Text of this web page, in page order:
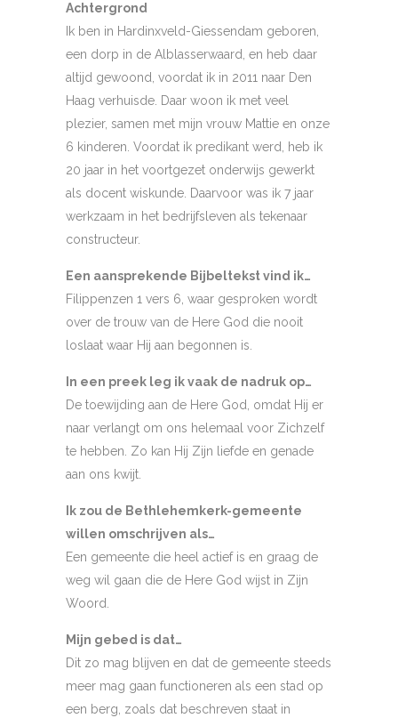
Achtergrond
Ik ben in Hardinxveld-Giessendam geboren,
een dorp in de Alblasserwaard, en heb daar
altijd gewoond, voordat ik in 2011 naar Den
Haag verhuisde. Daar woon ik met veel
plezier, samen met mijn vrouw Mattie en onze
6 kinderen. Voordat ik predikant werd, heb ik
20 jaar in het voortgezet onderwijs gewerkt
als docent wiskunde. Daarvoor was ik 7 jaar
werkzaam in het bedrijfsleven als tekenaar
constructeur.
Een aansprekende Bijbeltekst vind ik…
Filippenzen 1 vers 6, waar gesproken wordt
over de trouw van de Here God die nooit
loslaat waar Hij aan begonnen is.
In een preek leg ik vaak de nadruk op…
De toewijding aan de Here God, omdat Hij er
naar verlangt om ons helemaal voor Zichzelf
te hebben. Zo kan Hij Zijn liefde en genade
aan ons kwijt.
Ik zou de Bethlehemkerk-gemeente
willen omschrijven als…
Een gemeente die heel actief is en graag de
weg wil gaan die de Here God wijst in Zijn
Woord.
Mijn gebed is dat…
Dit zo mag blijven en dat de gemeente steeds
meer mag gaan functioneren als een stad op
een berg, zoals dat beschreven staat in